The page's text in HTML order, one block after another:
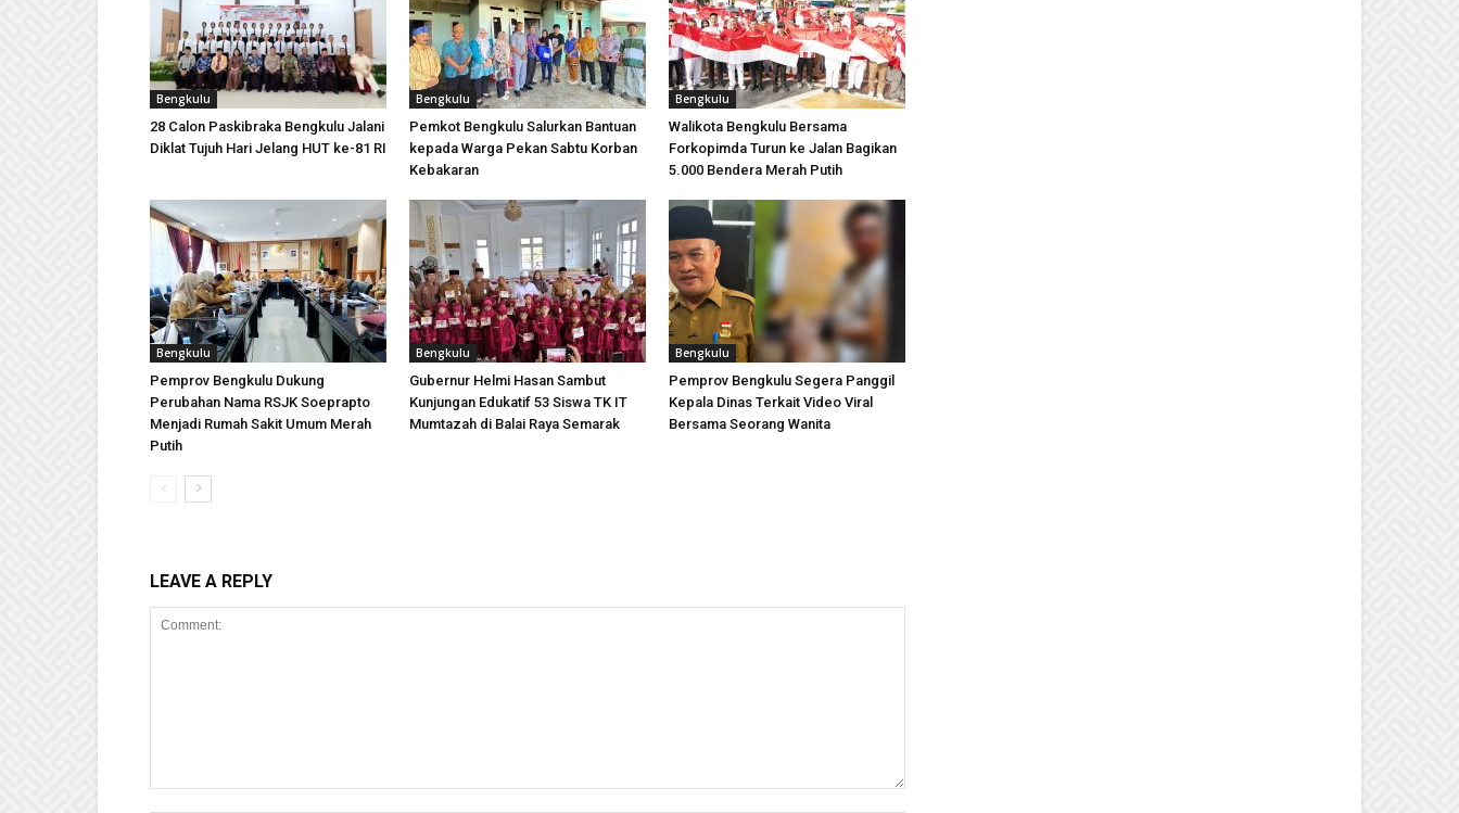
Bengkulu
28 Calon Paskibraka Bengkulu Jalani
Diklat Tujuh Hari Jelang HUT ke-81 RI
Bengkulu
Pemkot Bengkulu Salurkan Bantuan
kepada Warga Pekan Sabtu Korban
Kebakaran
Bengkulu
Walikota Bengkulu Bersama
Forkopimda Turun ke Jalan Bagikan
5.000 Bendera Merah Putih
Bengkulu
Pemprov Bengkulu Dukung
Perubahan Nama RSJK Soeprapto
Menjadi Rumah Sakit Umum Merah
Putih
Bengkulu
Gubernur Helmi Hasan Sambut
Kunjungan Edukatif 53 Siswa TK IT
Mumtazah di Balai Raya Semarak
Bengkulu
Pemprov Bengkulu Segera Panggil
Kepala Dinas Terkait Video Viral
Bersama Seorang Wanita
LEAVE A REPLY